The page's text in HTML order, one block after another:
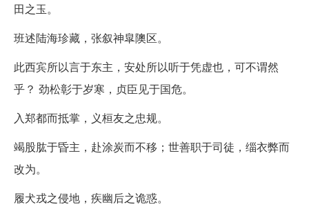
田之玉。
班述陆海珍藏，张叙神皐隩区。
此西宾所以言于东主，安处所以听于凭虚也，可不谓然
乎？ 劲松彰于岁寒，贞臣见于国危。
入郑都而抵掌，义桓友之忠规。
竭股肱于昏主，赴涂炭而不移；世善职于司徒，缁衣弊而
改为。
履犬戎之侵地，疾幽后之诡惑。